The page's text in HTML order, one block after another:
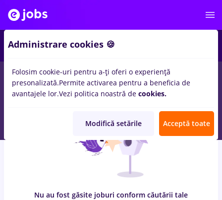
locuri de muncabrancardier, Full timeinStrainatate
Student, Entry-Level (< 2 ani)inBanci
Nu au fost găsite joburi conform căutării tale
Administrare cookies 🍪
Folosim cookie-uri pentru a-ți oferi o experiență
presonalizată.Permite activarea pentru a beneficia de
avantajele lor.Vezi politica noastră de cookies.
Modifică setările Acceptă toate